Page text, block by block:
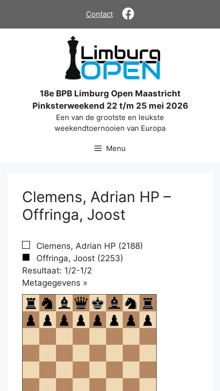
de
Contact
18e BPB Limburg Open Maastricht
Pinksterweekend 22 t/m 25 mei 2026
Een van de grootste en leukste
weekendtoernooien van Europa
Menu
Clemens, Adrian HP –
Offringa, Joost
Clemens, Adrian HP (2188)
Offringa, Joost (2253)
Resultaat: 1/2-1/2
Metagegevens »
om
te
openen.